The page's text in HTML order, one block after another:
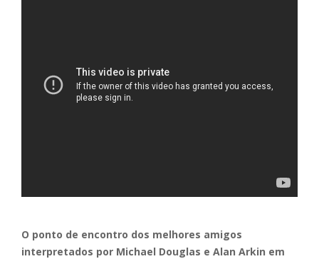
O ponto de encontro dos melhores amigos
interpretados por Michael Douglas e Alan Arkin em